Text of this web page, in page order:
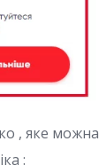
, яке можна
: